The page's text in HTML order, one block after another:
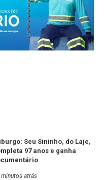
Seu Sininho, do Laje,
97 anos e ganha
atrás